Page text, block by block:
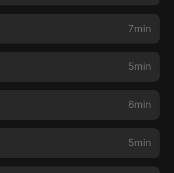
7min
5min
6min
5min